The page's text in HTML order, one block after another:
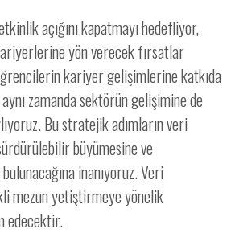
açığını kapatmayı hedefliyor,
yön verecek fırsatlar
kariyer gelişimlerine katkıda
zamanda sektörün gelişimine de
Bu stratejik adımların veri
büyümesine ve
inanıyoruz. Veri
mezun yetiştirmeye yönelik
edecektir.